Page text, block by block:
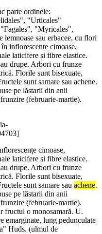
parte ordinele:
"Urticales"
"Myricales",
lemnoase sau erbacee, cu flori
inflorescențe cimoase,
laticifere și fibre elastice.
drupe. Arbori cu frunze
Florile sunt bisexuate,
sunt samare sau achene.
pe lăstarii din anii
(februarie-martie).
cimoase,
laticifere și fibre elastice.
drupe. Arbori cu frunze
Florile sunt bisexuate,
sunt samare sau achene.
pe lăstarii din anii
(februarie-martie).
fructul o monosamară. U.
emarginate, lung pedunculate
Huds. (ulmul de